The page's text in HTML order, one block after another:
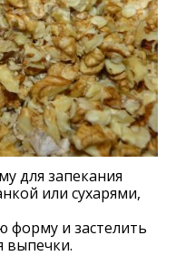
для запекания
или сухарями,
и застелить
выпечки.